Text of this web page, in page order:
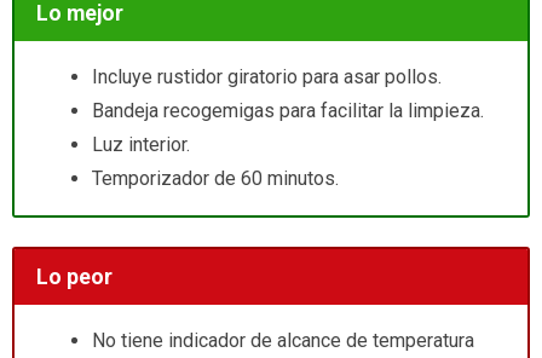
Lo mejor
Incluye rustidor giratorio para asar pollos.
Bandeja recogemigas para facilitar la limpieza.
Luz interior.
Temporizador de 60 minutos.
Lo peor
No tiene indicador de alcance de temperatura